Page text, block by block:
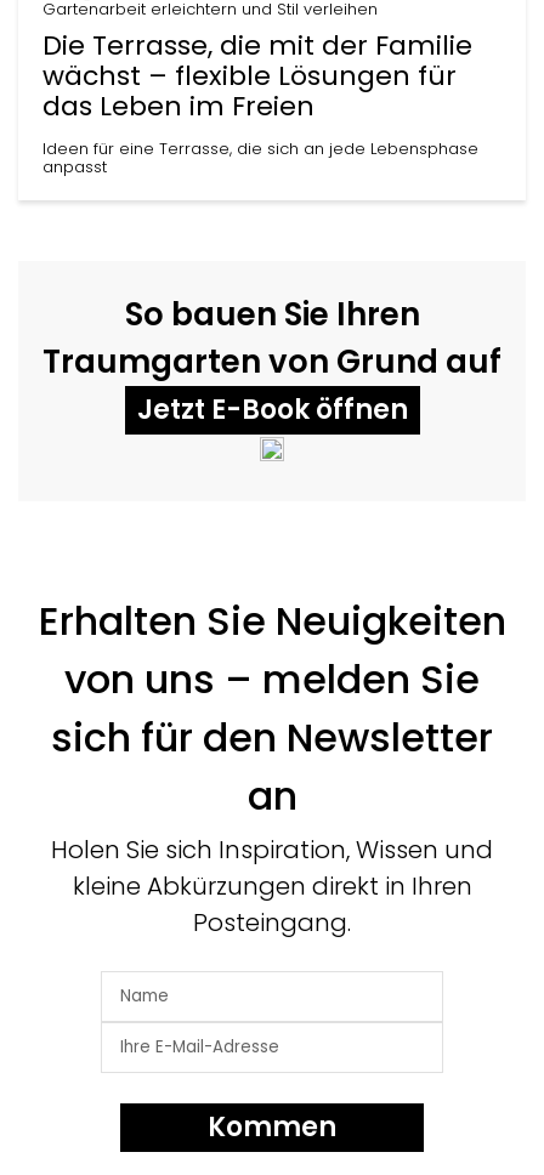
Gartenarbeit erleichtern und Stil verleihen
Die Terrasse, die mit der Familie
wächst – flexible Lösungen für
das Leben im Freien
Ideen für eine Terrasse, die sich an jede Lebensphase
anpasst
So bauen Sie Ihren
Traumgarten von Grund auf
Jetzt E-Book öffnen
Erhalten Sie Neuigkeiten
von uns – melden Sie
sich für den Newsletter
an
Holen Sie sich Inspiration, Wissen und
kleine Abkürzungen direkt in Ihren
Posteingang.
Kommen